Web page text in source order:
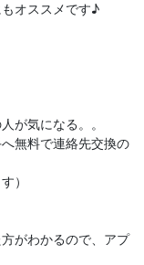
オススメです♪
が気になる。。
無料で連絡先交換の
）
がわかるので、アプ